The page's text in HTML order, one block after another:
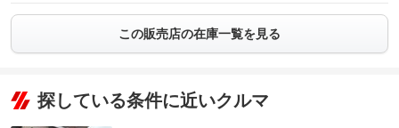
この販売店の在庫一覧を見る
探している条件に近いクルマ